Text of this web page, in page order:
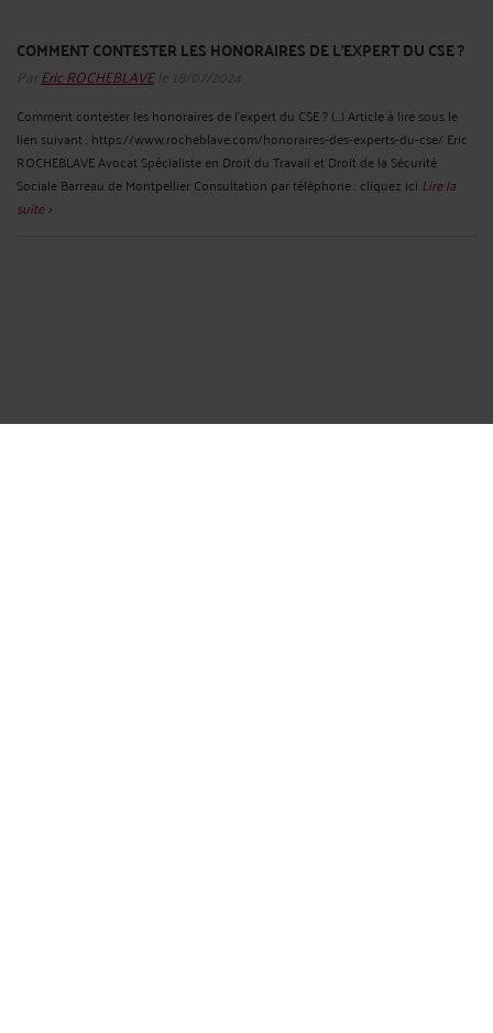
COMMENT CONTESTER LES HONORAIRES DE L’EXPERT DU CSE ?
Par Eric ROCHEBLAVEle 18/07/2024
Comment contester les honoraires de l’expert du CSE ? (...) Article à lire sous le
lien suivant : https://www.rocheblave.com/honoraires-des-experts-du-cse/ Eric
ROCHEBLAVE Avocat Spécialiste en Droit du Travail et Droit de la Sécurité
Sociale Barreau de Montpellier Consultation par téléphone : cliquez ici Lire la
suite >